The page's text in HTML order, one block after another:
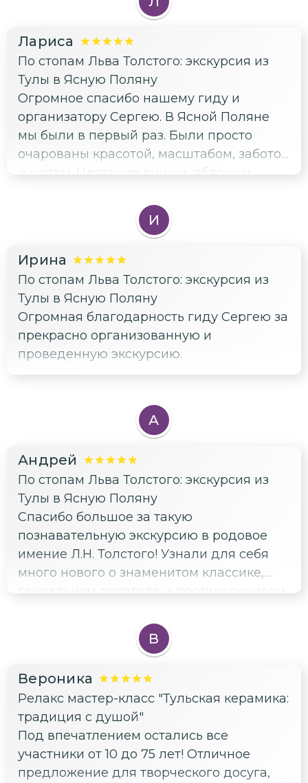
(нашему гиду) за отлично проведенную
красотами, нафоткались, еще и вкусный
шашлык в конце поели.
Лариса
По стопам Льва Толстого: экскурсия из
Тулы в Ясную Поляну
Огромное спасибо нашему гиду и
организатору Сергею. В Ясной Поляне
мы были в первый раз. Были просто
очарованы красотой, масштабом, заботой
и уютом. Цветение вишни, яблонь и
содержится в идеальном порядке.
Большое спасибо хранителям этого
поблагодарить Сергея за его
внимательное, уважительное отношение
к нам, за его неистощимый источник
знаний. Очень хорошо спланирован тур.
На любой вопрос он дает
исчерпывающий ответ и сразу понятно ,
Сергей, в работе и личного счастья.
Надеемся приехать еще.
И
Ирина
По стопам Льва Толстого: экскурсия из
Тулы в Ясную Поляну
Огромная благодарность гиду Сергею за
прекрасно организованную и
проведенную экскурсию.
А
Андрей
По стопам Льва Толстого: экскурсия из
Тулы в Ясную Поляну
Спасибо большое за такую
познавательную экскурсию в родовое
имение Л.Н. Толстого! Узнали для себя
много нового о знаменитом классике,
В
Вероника
Релакс мастер-класс "Тульская керамика:
традиция с душой"
Под впечатлением остались все
участники от 10 до 75 лет! Отличное
предложение для творческого досуга,